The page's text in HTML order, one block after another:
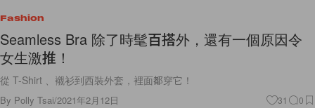
Fashion
Seamless Bra 除了時髦百搭外，還有一個原因令
女生激推！
從 T-Shirt 、襯衫到西裝外套，裡面都穿它！
By Polly Tsai/2021年2月12日 31 0